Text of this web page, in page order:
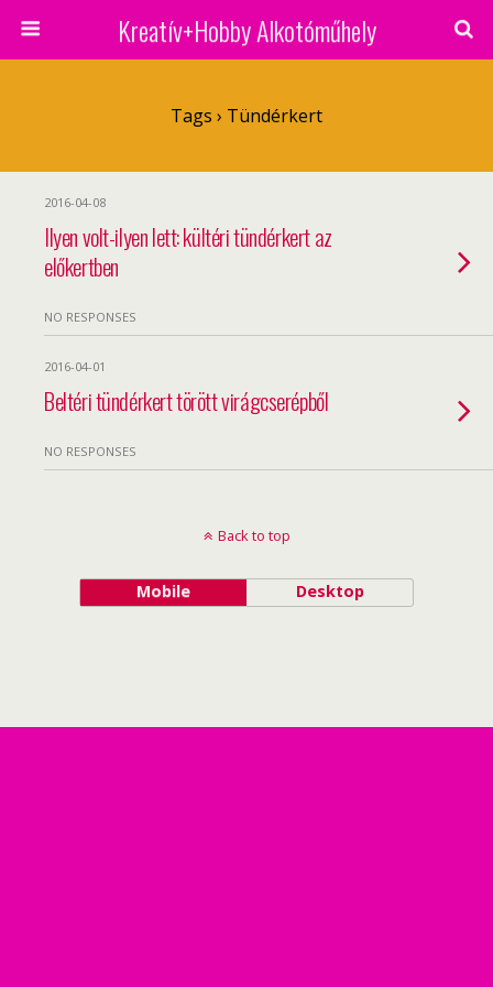
Kreatív+Hobby Alkotóműhely
Tags › Tündérkert
2016-04-08
Ilyen volt-ilyen lett: kültéri tündérkert az
előkertben
NO RESPONSES
2016-04-01
Beltéri tündérkert törött virágcserépből
NO RESPONSES
Back to top
Mobile Desktop